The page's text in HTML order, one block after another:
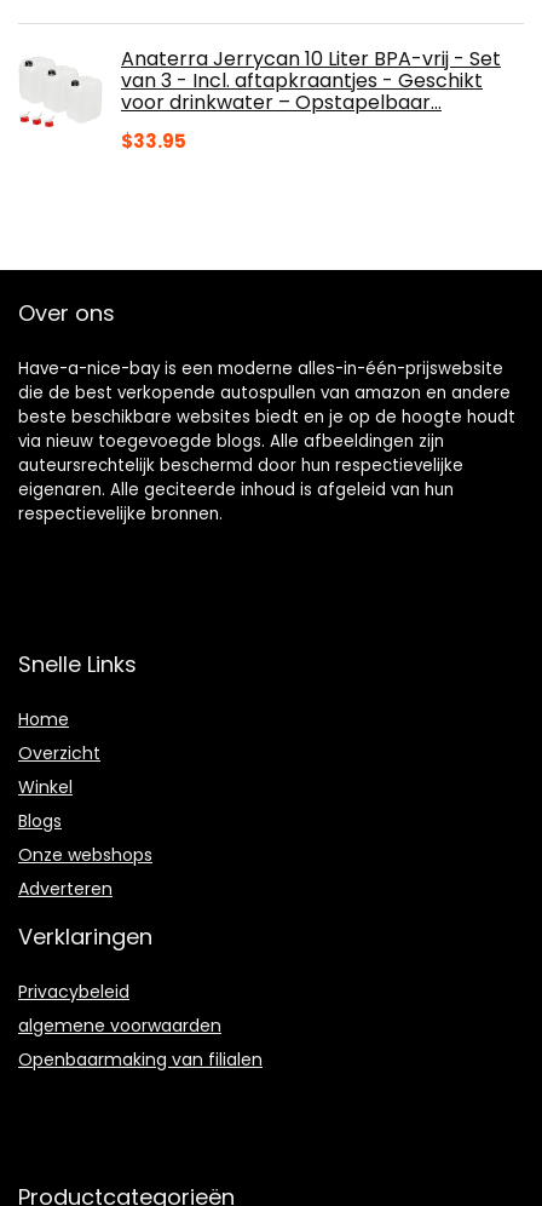
Anaterra Jerrycan 10 Liter BPA-vrij - Set
van 3 - Incl. aftapkraantjes - Geschikt
voor drinkwater – Opstapelbaar…
$33.95
Over ons
Have-a-nice-bay is een moderne alles-in-één-prijswebsite
die de best verkopende autospullen van amazon en andere
beste beschikbare websites biedt en je op de hoogte houdt
via nieuw toegevoegde blogs. Alle afbeeldingen zijn
auteursrechtelijk beschermd door hun respectievelijke
eigenaren. Alle geciteerde inhoud is afgeleid van hun
respectievelijke bronnen.
Snelle Links
Home
Overzicht
Winkel
Blogs
Onze webshops
Adverteren
Verklaringen
Privacybeleid
algemene voorwaarden
Openbaarmaking van filialen
Productcategorieën